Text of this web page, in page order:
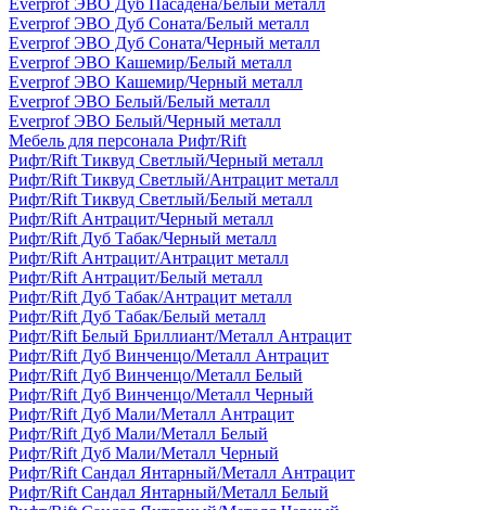
Everprof ЭВО Дуб Пасадена/Белый металл
Everprof ЭВО Дуб Соната/Белый металл
Everprof ЭВО Дуб Соната/Черный металл
Everprof ЭВО Кашемир/Белый металл
Everprof ЭВО Кашемир/Черный металл
Everprof ЭВО Белый/Белый металл
Everprof ЭВО Белый/Черный металл
Мебель для персонала Рифт/Rift
Рифт/Rift Тиквуд Светлый/Черный металл
Рифт/Rift Тиквуд Светлый/Антрацит металл
Рифт/Rift Тиквуд Светлый/Белый металл
Рифт/Rift Антрацит/Черный металл
Рифт/Rift Дуб Табак/Черный металл
Рифт/Rift Антрацит/Антрацит металл
Рифт/Rift Антрацит/Белый металл
Рифт/Rift Дуб Табак/Антрацит металл
Рифт/Rift Дуб Табак/Белый металл
Рифт/Rift Белый Бриллиант/Металл Антрацит
Рифт/Rift Дуб Винченцо/Металл Антрацит
Рифт/Rift Дуб Винченцо/Металл Белый
Рифт/Rift Дуб Винченцо/Металл Черный
Рифт/Rift Дуб Мали/Металл Антрацит
Рифт/Rift Дуб Мали/Металл Белый
Рифт/Rift Дуб Мали/Металл Черный
Рифт/Rift Сандал Янтарный/Металл Антрацит
Рифт/Rift Сандал Янтарный/Металл Белый